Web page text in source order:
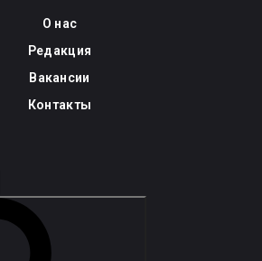
О нас
Редакция
Вакансии
Контакты